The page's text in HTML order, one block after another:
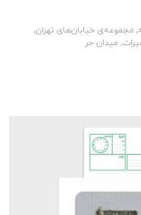
, مجموعه‌ی خیابان‌های تهران,
, میدان حر